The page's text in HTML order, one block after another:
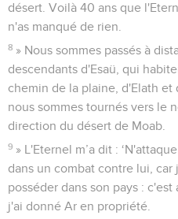
désert. Voilà 40 ans que
n'as manqué de rien.
8 » Nous sommes passés à
descendants d'Esaü, qui
chemin de la plaine, d'Elath et
nous sommes tournés vers le
direction du désert de Moab.
9 » L'Eternel m’a dit :
dans un combat contre lui,
posséder dans son pays :
j'ai donné Ar en propriété.